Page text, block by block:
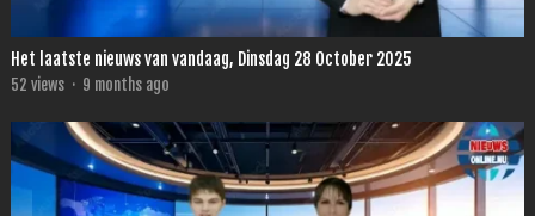
Het laatste nieuws van vandaag, Dinsdag 28 October 2025
52 views · 9 months ago